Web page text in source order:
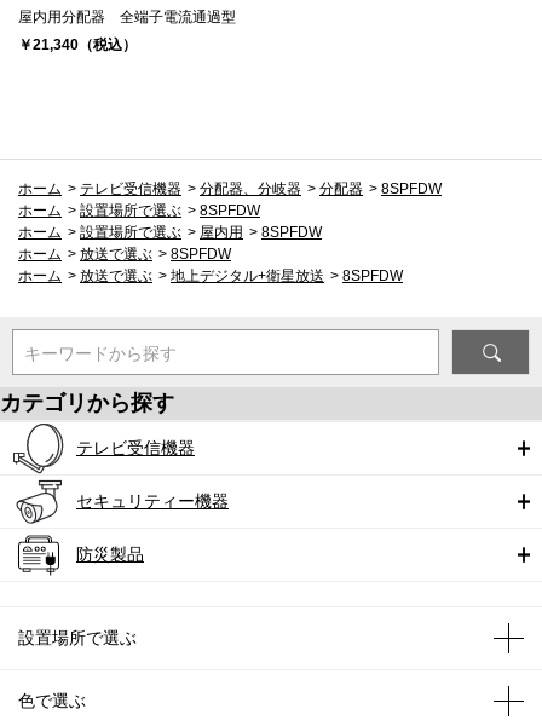
屋内用分配器 全端子電流通過型
￥21,340（税込）
ホーム > テレビ受信機器 > 分配器、分岐器 > 分配器 > 8SPFDW
ホーム > 設置場所で選ぶ > 8SPFDW
ホーム > 設置場所で選ぶ > 屋内用 > 8SPFDW
ホーム > 放送で選ぶ > 8SPFDW
ホーム > 放送で選ぶ > 地上デジタル+衛星放送 > 8SPFDW
キーワードから探す
カテゴリから探す
テレビ受信機器
セキュリティー機器
防災製品
設置場所で選ぶ
色で選ぶ